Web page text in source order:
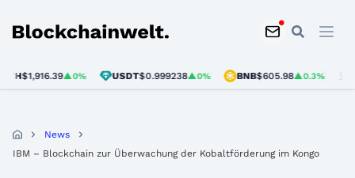
Blockchainwelt
$1,916.39▲0% USDT$0.999238▲0% BNB$605.98▲0.3% SOL
News
IBM – Blockchain zur Überwachung der Kobaltförderung im Kongo